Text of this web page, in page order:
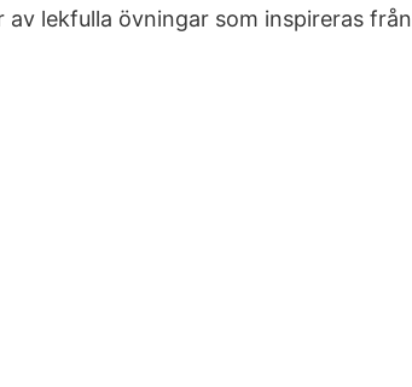
lekfulla övningar som inspireras från